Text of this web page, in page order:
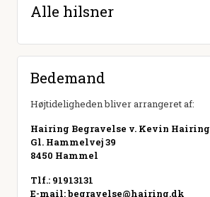
Alle hilsner
Bedemand
Højtideligheden bliver arrangeret af:
Hairing Begravelse v. Kevin Hairing
Gl. Hammelvej 39
8450 Hammel
Tlf.: 91913131
E-mail:begravelse@hairing.dk